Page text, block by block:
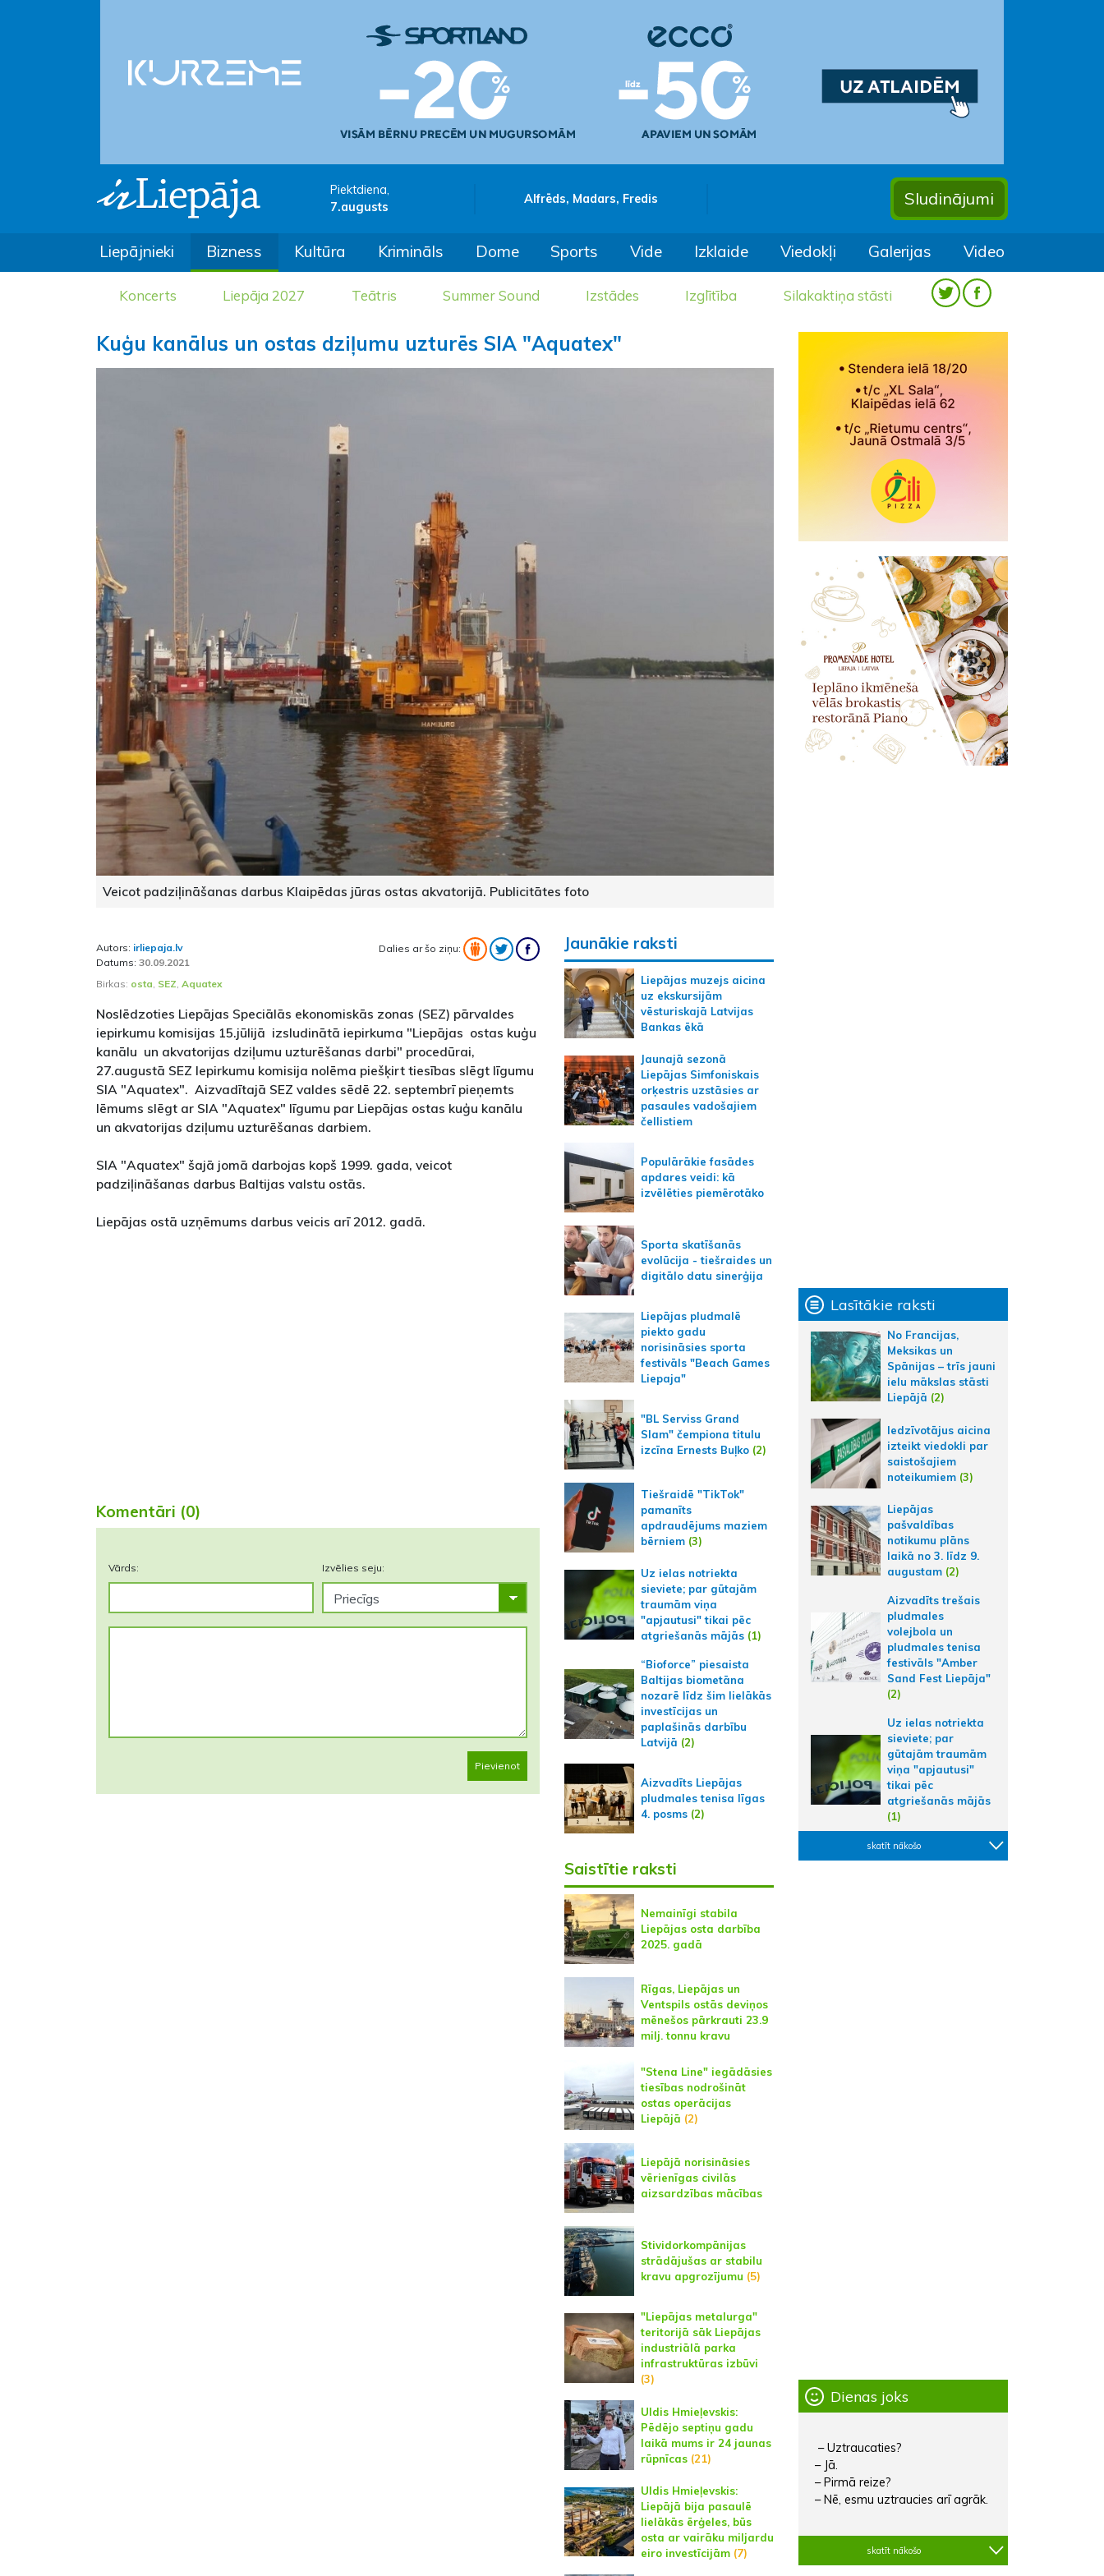
Piektdiena,
7.augusts
Alfrēds, Madars, Fredis Sludinājumi
Liepājnieki Bizness Kultūra Krimināls Dome Sports Vide Izklaide Viedokļi Galerijas Video
Koncerts Liepāja 2027 Teātris Summer Sound Izstādes Izglītība Silakaktiņa stāsti
Kuģu kanālus un ostas dziļumu uzturēs SIA "Aquatex"
Veicot padziļināšanas darbus Klaipēdas jūras ostas akvatorijā. Publicitātes foto
Autors: irliepaja.lv
Datums: 30.09.2021
Dalies ar šo ziņu:
Birkas: osta, SEZ, Aquatex
Noslēdzoties Liepājas Speciālās ekonomiskās zonas (SEZ) pārvaldes
iepirkumu komisijas 15.jūlijā izsludinātā iepirkuma "Liepājas ostas kuģu
kanālu un akvatorijas dziļumu uzturēšanas darbi" procedūrai,
27.augustā SEZ Iepirkumu komisija nolēma piešķirt tiesības slēgt līgumu
SIA "Aquatex". Aizvadītajā SEZ valdes sēdē 22. septembrī pieņemts
lēmums slēgt ar SIA "Aquatex" līgumu par Liepājas ostas kuģu kanālu
un akvatorijas dziļumu uzturēšanas darbiem.
SIA "Aquatex" šajā jomā darbojas kopš 1999. gada, veicot
padziļināšanas darbus Baltijas valstu ostās.
Liepājas ostā uzņēmums darbus veicis arī 2012. gadā.
Komentāri (0)
Vārds: Izvēlies seju:
Pievienot
Jaunākie raksti
Liepājas muzejs aicina
uz ekskursijām
vēsturiskajā Latvijas
Bankas ēkā
Jaunajā sezonā
Liepājas Simfoniskais
orķestris uzstāsies ar
pasaules vadošajiem
čellistiem
Populārākie fasādes
apdares veidi: kā
izvēlēties piemērotāko
Sporta skatīšanās
evolūcija - tiešraides un
digitālo datu sinerģija
Liepājas pludmalē
piekto gadu
norisināsies sporta
festivāls "Beach Games
Liepaja"
"BL Serviss Grand
Slam" čempiona titulu
izcīna Ernests Buļko(2)
Tiešraidē "TikTok"
pamanīts
apdraudējums maziem
bērniem(3)
Uz ielas notriekta
sieviete; par gūtajām
traumām viņa
"apjautusi" tikai pēc
atgriešanās mājās(1)
“Bioforce” piesaista
Baltijas biometāna
nozarē līdz šim lielākās
investīcijas un
paplašinās darbību
Latvijā (2)
Aizvadīts Liepājas
pludmales tenisa līgas
4. posms(2)
Saistītie raksti
Nemainīgi stabila
Liepājas osta darbība
2025. gadā
Rīgas, Liepājas un
Ventspils ostās deviņos
mēnešos pārkrauti 23.9
milj. tonnu kravu
"Stena Line" iegādāsies
tiesības nodrošināt
ostas operācijas
Liepājā (2)
Liepājā norisināsies
vērienīgas civilās
aizsardzības mācības
Stividorkompānijas
strādājušas ar stabilu
kravu apgrozījumu (5)
"Liepājas metalurga"
teritorijā sāk Liepājas
industriālā parka
infrastruktūras izbūvi
(3)
Uldis Hmieļevskis:
Pēdējo septiņu gadu
laikā mums ir 24 jaunas
rūpnīcas(21)
Uldis Hmieļevskis:
Liepājā bija pasaulē
lielākās ērģeles, būs
osta ar vairāku miljardu
eiro investīcijām(7)
Lasītākie raksti
No Francijas,
Meksikas un
Spānijas – trīs jauni
ielu mākslas stāsti
Liepājā (2)
Iedzīvotājus aicina
izteikt viedokli par
saistošajiem
noteikumiem (3)
Liepājas
pašvaldības
notikumu plāns
laikā no 3. līdz 9.
augustam (2)
Aizvadīts trešais
pludmales
volejbola un
pludmales tenisa
festivāls "Amber
Sand Fest Liepāja"
(2)
Uz ielas notriekta
sieviete; par
gūtajām traumām
viņa "apjautusi"
tikai pēc
atgriešanās mājās
(1)
skatīt nākošo
Dienas joks
– Uztraucaties?
– Jā.
– Pirmā reize?
– Nē, esmu uztraucies arī agrāk.
skatīt nākošo